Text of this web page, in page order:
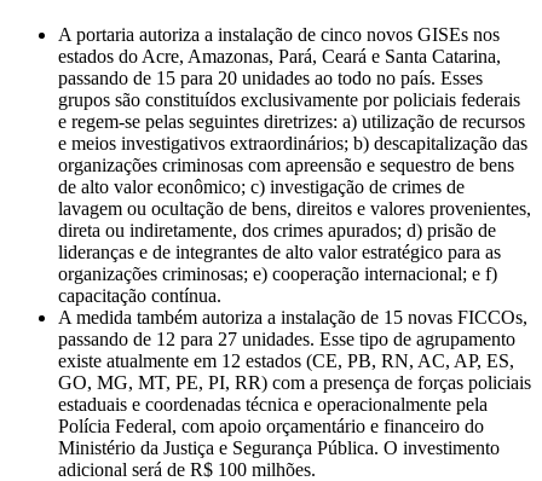
A portaria autoriza a instalação de cinco novos GISEs nos
estados do Acre, Amazonas, Pará, Ceará e Santa Catarina,
passando de 15 para 20 unidades ao todo no país. Esses
grupos são constituídos exclusivamente por policiais federais
e regem-se pelas seguintes diretrizes: a) utilização de recursos
e meios investigativos extraordinários; b) descapitalização das
organizações criminosas com apreensão e sequestro de bens
de alto valor econômico; c) investigação de crimes de
lavagem ou ocultação de bens, direitos e valores provenientes,
direta ou indiretamente, dos crimes apurados; d) prisão de
lideranças e de integrantes de alto valor estratégico para as
organizações criminosas; e) cooperação internacional; e f)
capacitação contínua.
A medida também autoriza a instalação de 15 novas FICCOs,
passando de 12 para 27 unidades. Esse tipo de agrupamento
existe atualmente em 12 estados (CE, PB, RN, AC, AP, ES,
GO, MG, MT, PE, PI, RR) com a presença de forças policiais
estaduais e coordenadas técnica e operacionalmente pela
Polícia Federal, com apoio orçamentário e financeiro do
Ministério da Justiça e Segurança Pública. O investimento
adicional será de R$ 100 milhões.